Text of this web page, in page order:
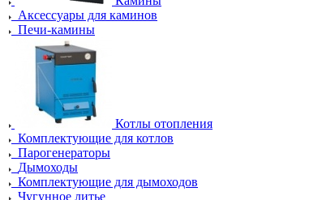
Аксессуары для каминов
Печи-камины
Котлы отопления
Комплектующие для котлов
Парогенераторы
Дымоходы
Комплектующие для дымоходов
Чугунное литье